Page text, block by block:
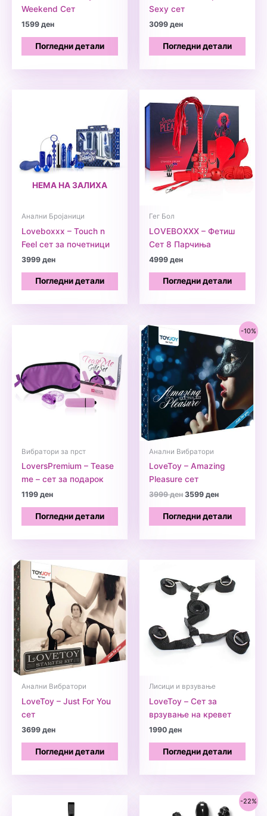
Weekend Сет
1599ден
Погледни детали
Sexy сет
3099ден
Погледни детали
НЕМА НА ЗАЛИХА
Анални Бројаници
Loveboxxx – Touch n
Feel сет за почетници
3999ден
Погледни детали
Гег Бол
LOVEBOXXX – Фетиш
Сет 8 Парчиња
4999ден
Погледни детали
Вибратори за прст
LoversPremium – Tease
me – сет за подарок
1199ден
Погледни детали
-10%
Анални Вибратори
LoveToy – Amazing
Pleasure сет
3999денOriginal
was:
3999 ден.
3599денCurrent
is:
Погледни детали
Анални Вибратори
LoveToy – Just For You
сет
3699ден
Погледни детали
Лисици и врзување
LoveToy – Сет за
врзување на кревет
1990ден
Погледни детали
-22%